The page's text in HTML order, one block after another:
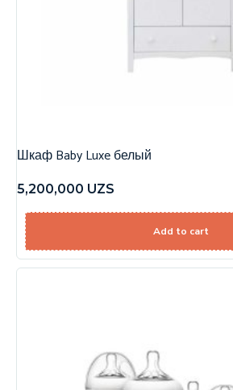
Шкаф Baby Luxe белый
5,200,000 UZS
Add to cart